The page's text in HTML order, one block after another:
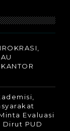
Evaluasi
Dirut PUD